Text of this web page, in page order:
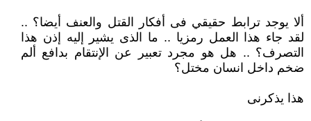
ألا يوجد ترابط حقيقي فى أفكار القتل والعنف أيضا؟ ..
لقد جاء هذا العمل رمزيا .. ما الذى يشير إليه إذن هذا
التصرف؟ .. هل هو مجرد تعبير عن الإنتقام بدافع ألم
ضخم داخل انسان مختل؟
هذا يذكرنى